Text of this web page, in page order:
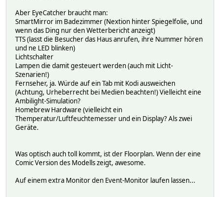
Aber EyeCatcher braucht man:
SmartMirror im Badezimmer (Nextion hinter Spiegelfolie, und
wenn das Ding nur den Wetterbericht anzeigt)
TTS (lasst die Besucher das Haus anrufen, ihre Nummer hören
und ne LED blinken)
Lichtschalter
Lampen die damit gesteuert werden (auch mit Licht-
Szenarien!)
Fernseher, ja. Würde auf ein Tab mit Kodi ausweichen
(Achtung, Urheberrecht bei Medien beachten!) Vielleicht eine
Ambilight-Simulation?
Homebrew Hardware (vielleicht ein
Themperatur/Luftfeuchtemesser und ein Display? Als zwei
Geräte.
Was optisch auch toll kommt, ist der Floorplan. Wenn der eine
Comic Version des Modells zeigt, awesome.
Auf einem extra Monitor den Event-Monitor laufen lassen...